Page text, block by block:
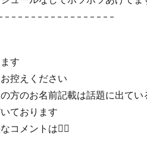
– – – – – – – – – – – – – – – – –
す
控えください
方のお名前記載は話題に出て
ております
コメントは🙅‍♀️